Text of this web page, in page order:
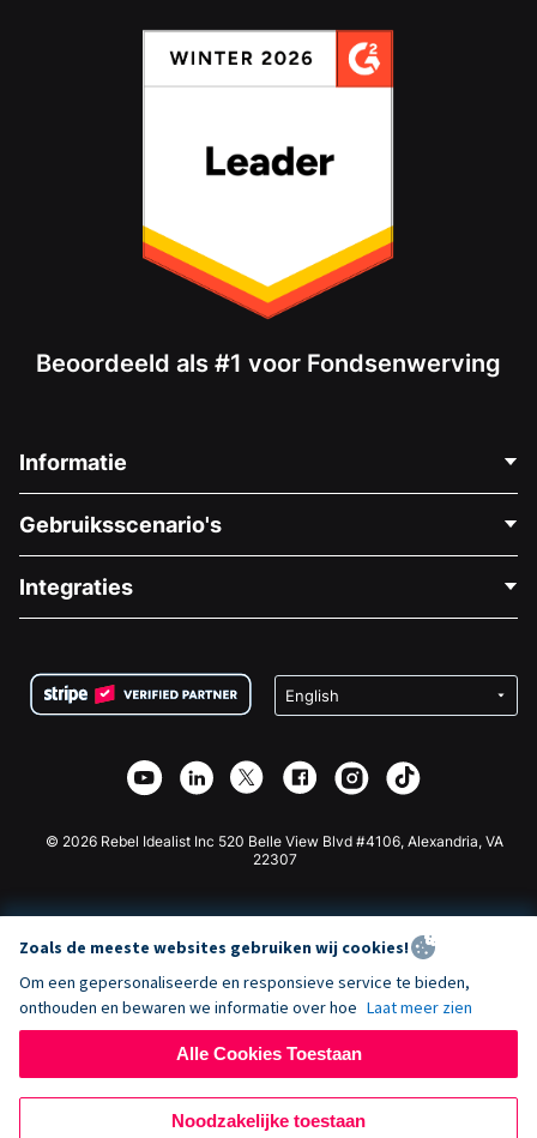
Beoordeeld als #1 voor Fondsenwerving
Informatie
Over Ons
Vacatures
Privacy
Affiliate Partnerschap
Gebruiksscenario's
Medische Fondsenwerving
Goede Doelen Fondsenwerving
Integraties
Wix Donatie Plugin
Webflow Donatie App
Joomla Donatie
© 2026 Rebel Idealist Inc 520 Belle View Blvd #4106, Alexandria, VA
22307
Zoals de meeste websites gebruiken wij cookies!
Om een gepersonaliseerde en responsieve service te bieden,
onthouden en bewaren we informatie over hoe Laat meer zien
Alle Cookies Toestaan
Noodzakelijke toestaan